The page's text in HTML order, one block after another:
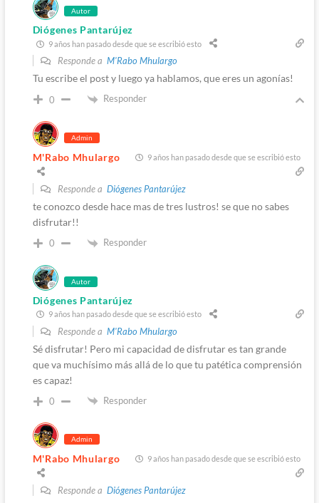
Autor
Diógenes Pantarújez
9 años han pasado desde que se escribió esto
Responde a M'Rabo Mhulargo
Tu escribe el post y luego ya hablamos, que eres un agonías!
0 Responder
Admin
M'Rabo Mhulargo 9 años han pasado desde que se escribió esto
Responde a Diógenes Pantarújez
te conozco desde hace mas de tres lustros! se que no sabes
disfrutar!!
0 Responder
Autor
Diógenes Pantarújez
9 años han pasado desde que se escribió esto
Responde a M'Rabo Mhulargo
Sé disfrutar! Pero mi capacidad de disfrutar es tan grande
que va muchísimo más allá de lo que tu patética comprensión
es capaz!
0 Responder
Admin
M'Rabo Mhulargo 9 años han pasado desde que se escribió esto
Responde a Diógenes Pantarújez